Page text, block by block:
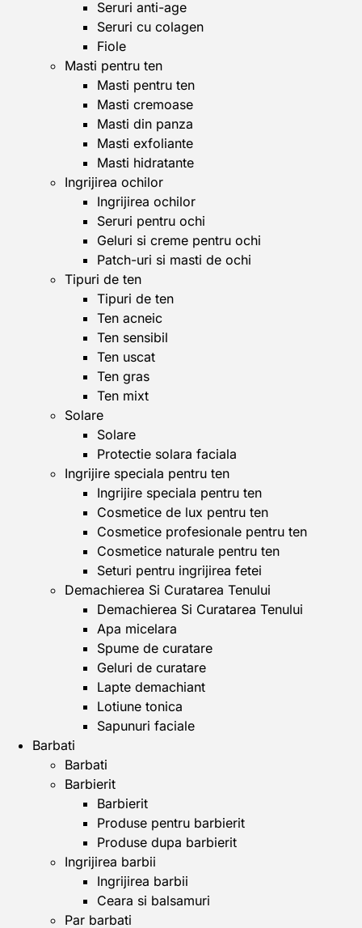
Seruri anti-age
Seruri cu colagen
Fiole
Masti pentru ten
Masti pentru ten
Masti cremoase
Masti din panza
Masti exfoliante
Masti hidratante
Ingrijirea ochilor
Ingrijirea ochilor
Seruri pentru ochi
Geluri si creme pentru ochi
Patch-uri si masti de ochi
Tipuri de ten
Tipuri de ten
Ten acneic
Ten sensibil
Ten uscat
Ten gras
Ten mixt
Solare
Solare
Protectie solara faciala
Ingrijire speciala pentru ten
Ingrijire speciala pentru ten
Cosmetice de lux pentru ten
Cosmetice profesionale pentru ten
Cosmetice naturale pentru ten
Seturi pentru ingrijirea fetei
Demachierea Si Curatarea Tenului
Demachierea Si Curatarea Tenului
Apa micelara
Spume de curatare
Geluri de curatare
Lapte demachiant
Lotiune tonica
Sapunuri faciale
Barbati
Barbati
Barbierit
Barbierit
Produse pentru barbierit
Produse dupa barbierit
Ingrijirea barbii
Ingrijirea barbii
Ceara si balsamuri
Par barbati